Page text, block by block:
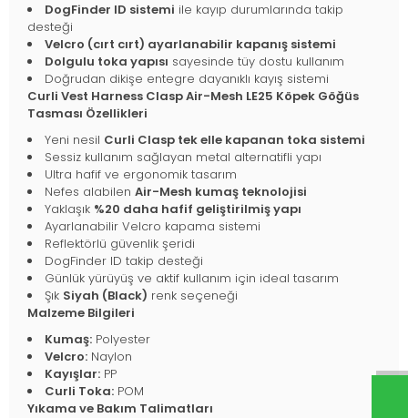
DogFinder ID sistemi ile kayıp durumlarında takip
desteği
Velcro (cırt cırt) ayarlanabilir kapanış sistemi
Dolgulu toka yapısı sayesinde tüy dostu kullanım
Doğrudan dikişe entegre dayanıklı kayış sistemi
Curli Vest Harness Clasp Air-Mesh LE25 Köpek Göğüs
Tasması Özellikleri
Yeni nesil Curli Clasp tek elle kapanan toka sistemi
Sessiz kullanım sağlayan metal alternatifli yapı
Ultra hafif ve ergonomik tasarım
Nefes alabilen Air-Mesh kumaş teknolojisi
Yaklaşık %20 daha hafif geliştirilmiş yapı
Ayarlanabilir Velcro kapama sistemi
Reflektörlü güvenlik şeridi
DogFinder ID takip desteği
Günlük yürüyüş ve aktif kullanım için ideal tasarım
Şık Siyah (Black) renk seçeneği
Malzeme Bilgileri
Kumaş: Polyester
Velcro: Naylon
Kayışlar: PP
Curli Toka: POM
Yıkama ve Bakım Talimatları